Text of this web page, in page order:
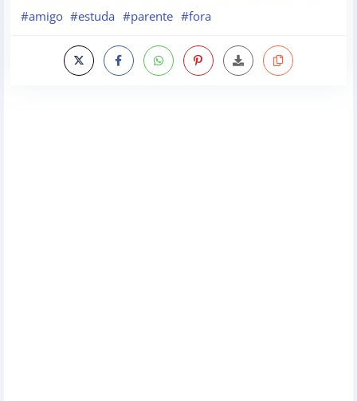
#amigo #estuda #parente #fora